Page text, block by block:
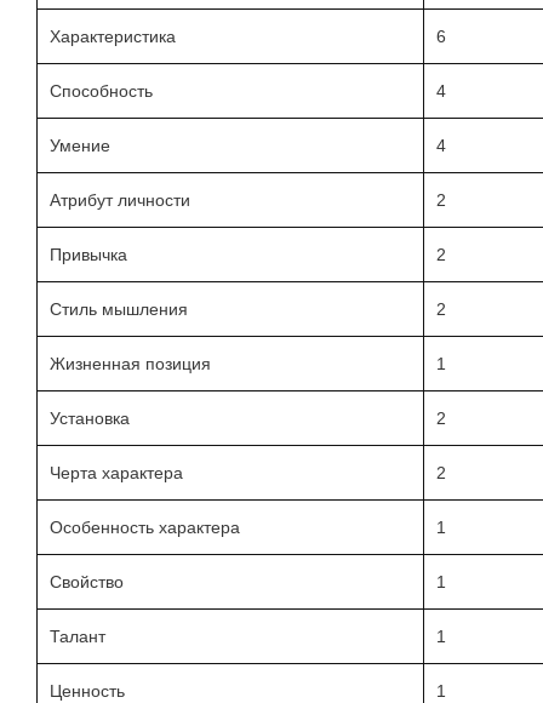
Характеристика 6
Способность 4
Умение 4
Атрибут личности 2
Привычка 2
Стиль мышления 2
Жизненная позиция 1
Установка 2
Черта характера 2
Особенность характера 1
Свойство 1
Талант 1
Ценность 1